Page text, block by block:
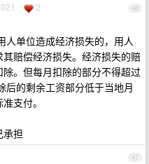
46
2
人单位造成经济损失的，用人
赔偿经济损失。经济损失的赔
。但每月扣除的部分不得超过
后的剩余工资部分低于当地月
支付。
承担
47